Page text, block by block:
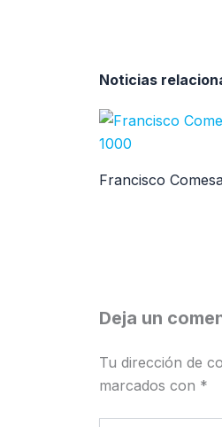
Noticias
Francisco
Deja un
Tu dirección de
marcados con *